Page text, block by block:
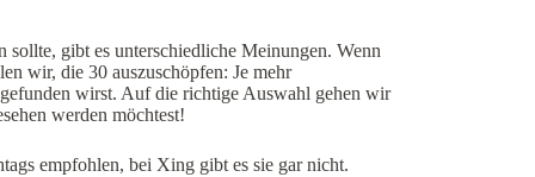
sollte, gibt es unterschiedliche Meinungen. Wenn
wir, die 30 auszuschöpfen: Je mehr
wirst. Auf die richtige Auswahl gehen wir
werden möchtest!
empfohlen, bei Xing gibt es sie gar nicht.